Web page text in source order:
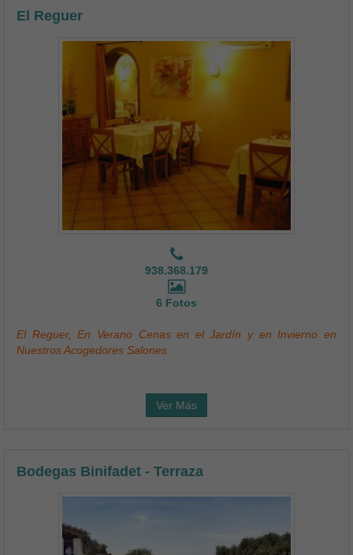
El Reguer
938.368.179
6 Fotos
El Reguer, En Verano Cenas en el Jardín y en Invierno en
Nuestros Acogedores Salones
Ver Más
Bodegas Binifadet - Terraza